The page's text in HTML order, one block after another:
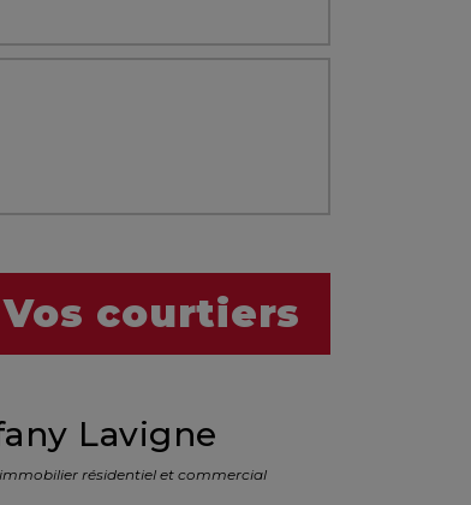
Vos courtiers
Lavigne
résidentiel et commercial